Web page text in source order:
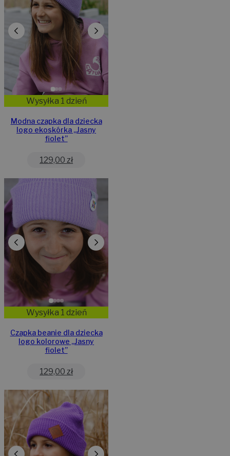
Wysyłka 1 dzień
Modna czapka dla dziecka
logo ekoskórka „Jasny
fiolet”
129,00 zł
Wysyłka 1 dzień
Czapka beanie dla dziecka
logo kolorowe „Jasny
fiolet”
129,00 zł